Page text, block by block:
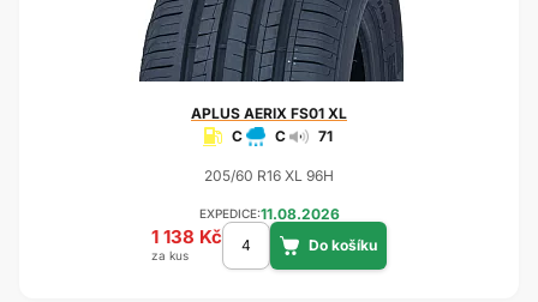
APLUS AERIX FS01 XL
C
C 71
205/60 R16 XL 96H
EXPEDICE:11.08.2026
1 138 Kč
za kus